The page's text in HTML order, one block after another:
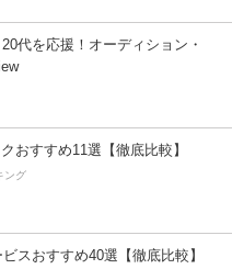
代を応援！オーディション・
おすすめ11選【徹底比較】
ング
スおすすめ40選【徹底比較】